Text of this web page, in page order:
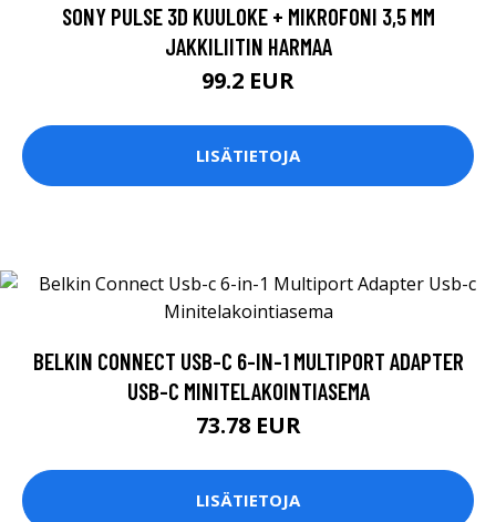
SONY PULSE 3D KUULOKE + MIKROFONI 3,5 MM
JAKKILIITIN HARMAA
99.2 EUR
LISÄTIETOJA
BELKIN CONNECT USB-C 6-IN-1 MULTIPORT ADAPTER
USB-C MINITELAKOINTIASEMA
73.78 EUR
LISÄTIETOJA